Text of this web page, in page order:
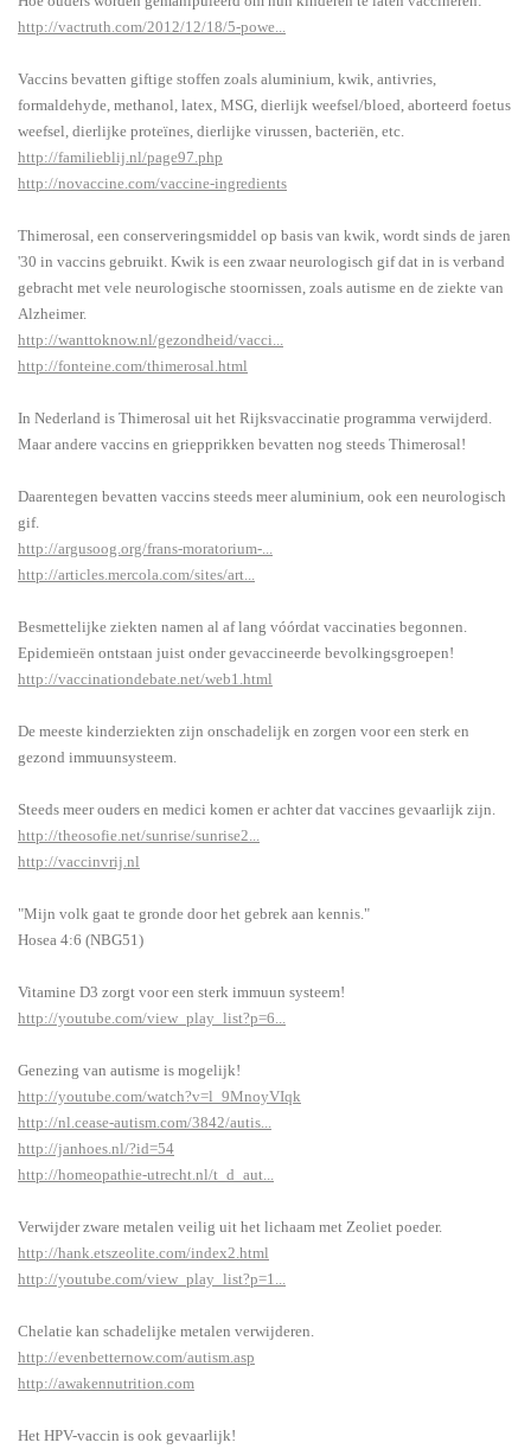
http://vactruth.com/2012/12/18/5-powe...
Vaccins bevatten giftige stoffen zoals aluminium, kwik, antivries,
formaldehyde, methanol, latex, MSG, dierlijk weefsel/bloed, aborteerd foetus
weefsel, dierlijke proteïnes, dierlijke virussen, bacteriën, etc.
http://familieblij.nl/page97.php
http://novaccine.com/vaccine-ingredients
Thimerosal, een conserveringsmiddel op basis van kwik, wordt sinds de jaren
'30 in vaccins gebruikt. Kwik is een zwaar neurologisch gif dat in is verband
gebracht met vele neurologische stoornissen, zoals autisme en de ziekte van
Alzheimer.
http://wanttoknow.nl/gezondheid/vacci...
http://fonteine.com/thimerosal.html
In Nederland is Thimerosal uit het Rijksvaccinatie programma verwijderd.
Maar andere vaccins en griepprikken bevatten nog steeds Thimerosal!
Daarentegen bevatten vaccins steeds meer aluminium, ook een neurologisch
gif.
http://argusoog.org/frans-moratorium-...
http://articles.mercola.com/sites/art...
Besmettelijke ziekten namen al af lang vóórdat vaccinaties begonnen.
Epidemieën ontstaan juist onder gevaccineerde bevolkingsgroepen!
http://vaccinationdebate.net/web1.html
De meeste kinderziekten zijn onschadelijk en zorgen voor een sterk en
gezond immuunsysteem.
Steeds meer ouders en medici komen er achter dat vaccines gevaarlijk zijn.
http://theosofie.net/sunrise/sunrise2...
http://vaccinvrij.nl
"Mijn volk gaat te gronde door het gebrek aan kennis."
Hosea 4:6 (NBG51)
Vitamine D3 zorgt voor een sterk immuun systeem!
http://youtube.com/view_play_list?p=6...
Genezing van autisme is mogelijk!
http://youtube.com/watch?v=l_9MnoyVIqk
http://nl.cease-autism.com/3842/autis...
http://janhoes.nl/?id=54
http://homeopathie-utrecht.nl/t_d_aut...
Verwijder zware metalen veilig uit het lichaam met Zeoliet poeder.
http://hank.etszeolite.com/index2.html
http://youtube.com/view_play_list?p=1...
Chelatie kan schadelijke metalen verwijderen.
http://evenbetternow.com/autism.asp
http://awakennutrition.com
Het HPV-vaccin is ook gevaarlijk!